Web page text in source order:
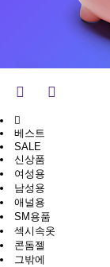
베스트
SALE
신상품
여성용
남성용
애널용
SM용품
섹시속옷
콘돔젤
그밖에